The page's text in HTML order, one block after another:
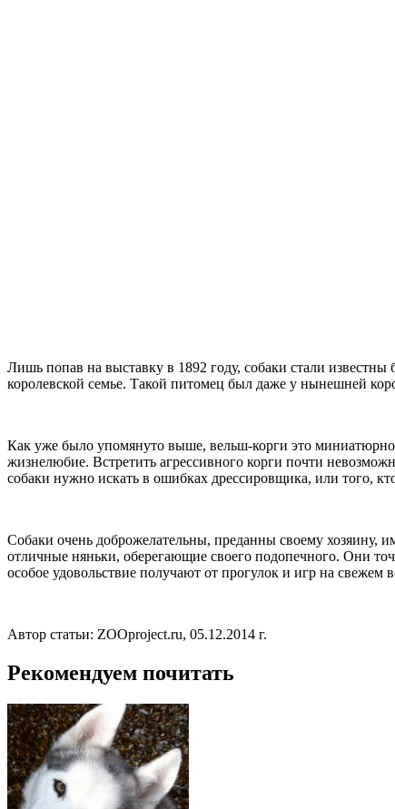
Лишь попав на выставку в 1892 году, собаки стали
королевской семье. Такой питомец был даже у нынешней
Как уже было упомянуто выше, вельш-корги это
жизнелюбие. Встретить агрессивного корги почти
собаки нужно искать в ошибках дрессировщика, или того,
Собаки очень доброжелательны, преданны своему хозяину,
отличные няньки, оберегающие своего подопечного. Они
особое удовольствие получают от прогулок и игр на
Автор статьи: ZOOproject.ru, 05.12.2014 г.
Рекомендуем почитать